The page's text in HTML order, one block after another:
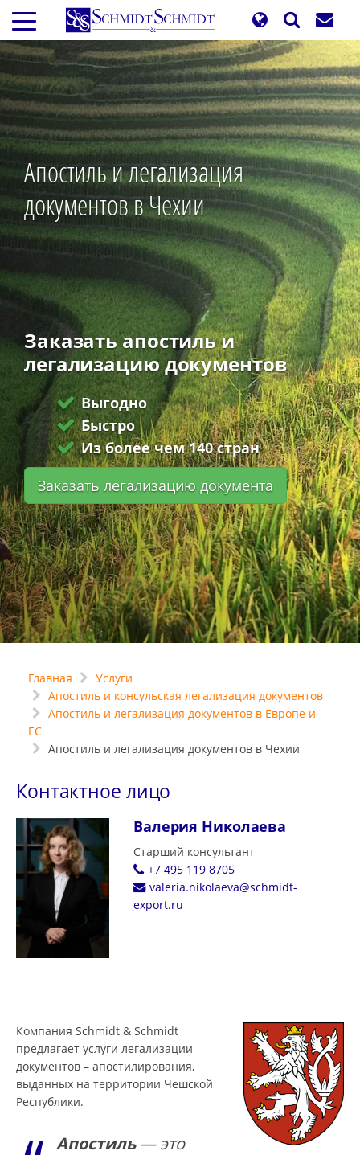
Перейти
основному
содержанию
Апостиль и легализация
документов в Чехии
Заказать апостиль и
легализацию документов
Выгодно
Быстро
Из более чем 140 стран
Заказать легализацию документа
Главная
Услуги
Апостиль и консульская легализация документов
Апостиль и легализация документов в Европе и
ЕС
Апостиль и легализация документов в Чехии
Контактное лицо
Валерия Николаева
Старший консультант
+7 495 119 8705
valeria.nikolaeva@schmidt-
export.ru
Компания Schmidt & Schmidt
предлагает услуги легализации
документов – апостилирования,
выданных на территории Чешской
Республики.
Апостиль— это